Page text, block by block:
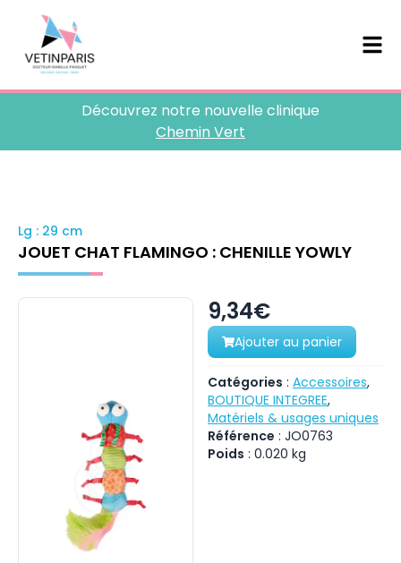
Découvrez notre nouvelle clinique
Chemin Vert
Lg : 29 cm
JOUET CHAT FLAMINGO : CHENILLE YOWLY
9,34€
Ajouter au panier
Catégories : Accessoires,
BOUTIQUE INTEGREE,
Matériels & usages uniques
Référence : JO0763
Poids : 0.020 kg